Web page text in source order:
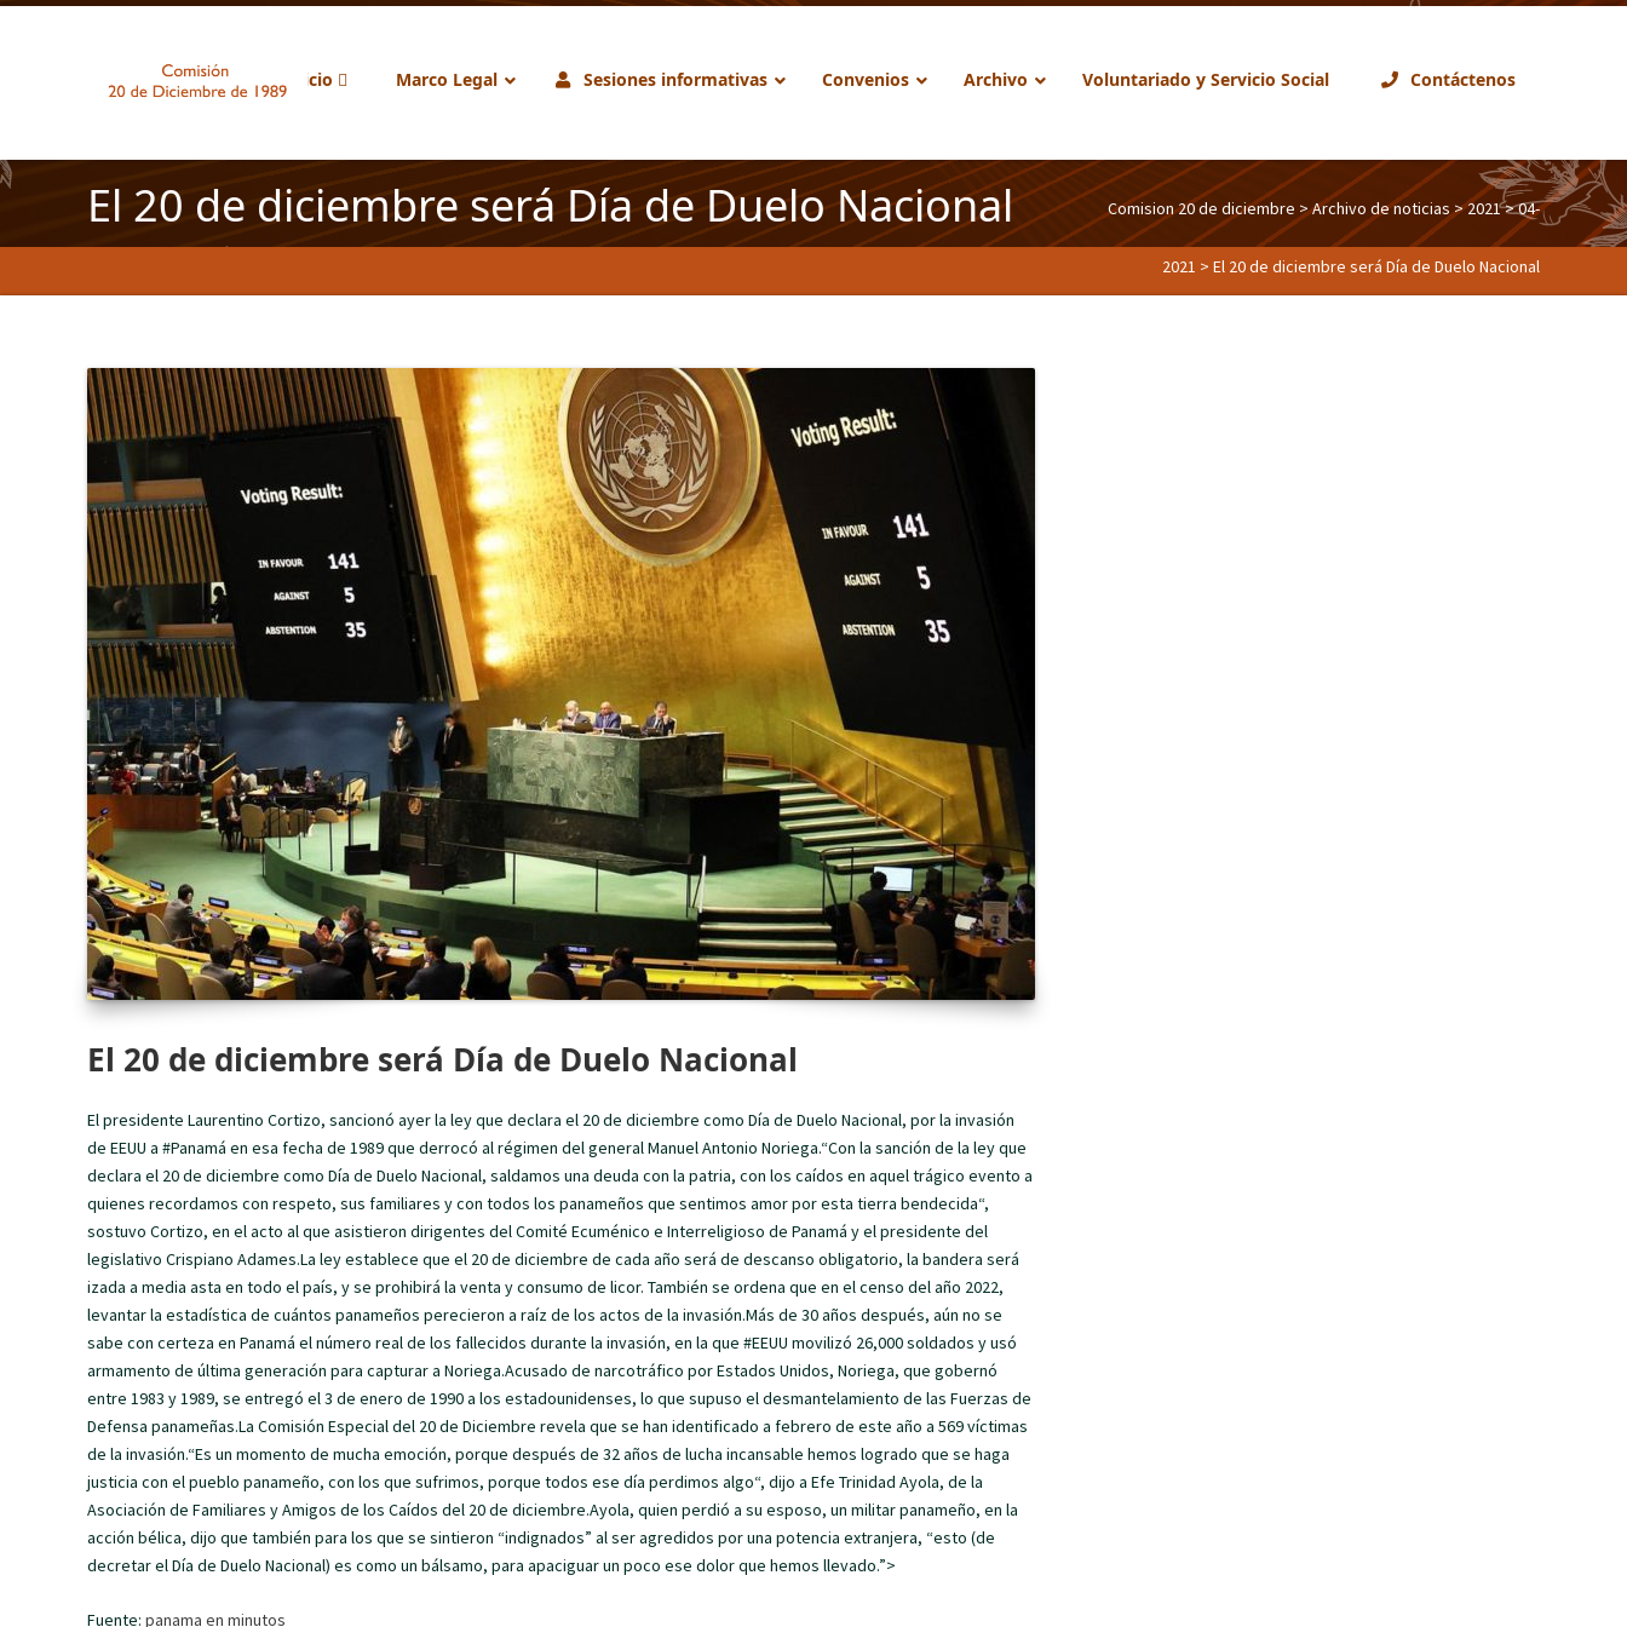
Inicio Marco Legal Sesiones informativas Convenios Archivo Voluntariado y Servicio Social Contáctenos
El 20 de diciembre será Día de Duelo Nacional Comision 20 de diciembre >Archivo de noticias>2021>04-
2021 > El 20 de diciembre será Día de Duelo Nacional
El 20 de diciembre será Día de Duelo Nacional
El presidente Laurentino Cortizo, sancionó ayer la ley que declara el 20 de diciembre como Día de Duelo Nacional, por la invasión
de EEUU a #Panamá en esa fecha de 1989 que derrocó al régimen del general Manuel Antonio Noriega.“Con la sanción de la ley que
declara el 20 de diciembre como Día de Duelo Nacional, saldamos una deuda con la patria, con los caídos en aquel trágico evento a
quienes recordamos con respeto, sus familiares y con todos los panameños que sentimos amor por esta tierra bendecida“,
sostuvo Cortizo, en el acto al que asistieron dirigentes del Comité Ecuménico e Interreligioso de Panamá y el presidente del
legislativo Crispiano Adames.La ley establece que el 20 de diciembre de cada año será de descanso obligatorio, la bandera será
izada a media asta en todo el país, y se prohibirá la venta y consumo de licor. También se ordena que en el censo del año 2022,
levantar la estadística de cuántos panameños perecieron a raíz de los actos de la invasión.Más de 30 años después, aún no se
sabe con certeza en Panamá el número real de los fallecidos durante la invasión, en la que #EEUU movilizó 26,000 soldados y usó
armamento de última generación para capturar a Noriega.Acusado de narcotráfico por Estados Unidos, Noriega, que gobernó
entre 1983 y 1989, se entregó el 3 de enero de 1990 a los estadounidenses, lo que supuso el desmantelamiento de las Fuerzas de
Defensa panameñas.La Comisión Especial del 20 de Diciembre revela que se han identificado a febrero de este año a 569 víctimas
de la invasión.“Es un momento de mucha emoción, porque después de 32 años de lucha incansable hemos logrado que se haga
justicia con el pueblo panameño, con los que sufrimos, porque todos ese día perdimos algo“, dijo a Efe Trinidad Ayola, de la
Asociación de Familiares y Amigos de los Caídos del 20 de diciembre.Ayola, quien perdió a su esposo, un militar panameño, en la
acción bélica, dijo que también para los que se sintieron “indignados” al ser agredidos por una potencia extranjera, “esto (de
decretar el Día de Duelo Nacional) es como un bálsamo, para apaciguar un poco ese dolor que hemos llevado.”>
Fuente: panama en minutos